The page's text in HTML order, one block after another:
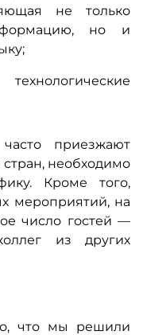
не только
но и
приезжают
стран, необходимо
Кроме того,
мероприятий, на
число гостей —
из других
что мы решили